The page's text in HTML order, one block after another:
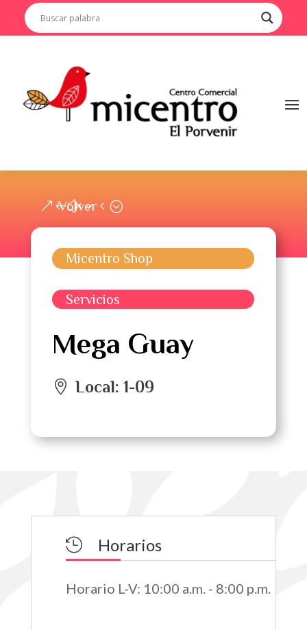
Volver
Micentro Shop
Servicios
Mega Guay
Local: 1-09
 Horarios
Horario L-V: 10:00 a.m. - 8:00 p.m.